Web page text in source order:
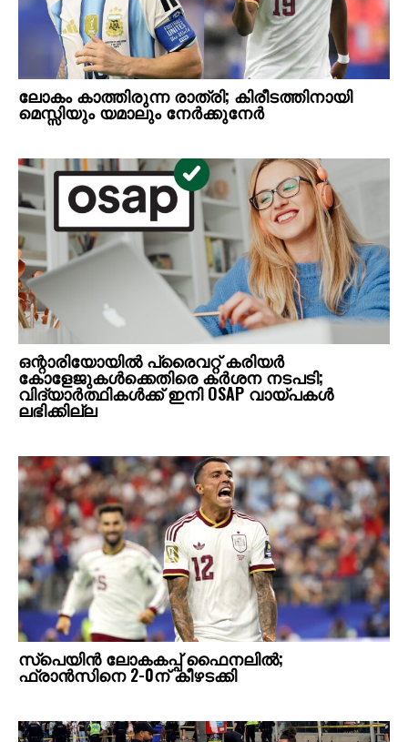
ലോകം കാത്തിരുന്ന രാത്രി; കിരീടത്തിനായി
മെസ്സിയും യമാലും നേർക്കുനേർ
ഒന്റാരിയോയില്‍ പ്രൈവറ്റ് കരിയര്‍
കോളേജുകള്‍ക്കെതിരെ കര്‍ശന നടപടി;
വിദ്യാര്‍ത്ഥികള്‍ക്ക് ഇനി OSAP വായ്പകള്‍
ലഭിക്കില്ല
സ്‌പെയിൻ ലോകകപ്പ് ഫൈനലിൽ;
ഫ്രാൻസിനെ 2-0ന് കീഴടക്കി